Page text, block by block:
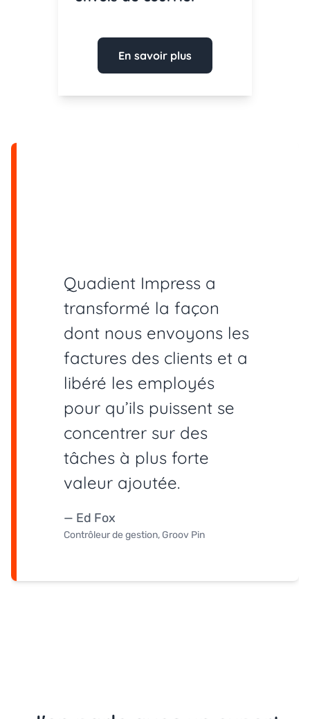
En savoir plus
Quadient Impress a
transformé la façon
dont nous envoyons les
factures des clients et a
libéré les employés
pour qu’ils puissent se
concentrer sur des
tâches à plus forte
valeur ajoutée.
— Ed Fox
Contrôleur de gestion, Groov Pin